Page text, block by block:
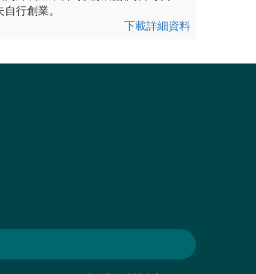
行創業。
下載詳細資料